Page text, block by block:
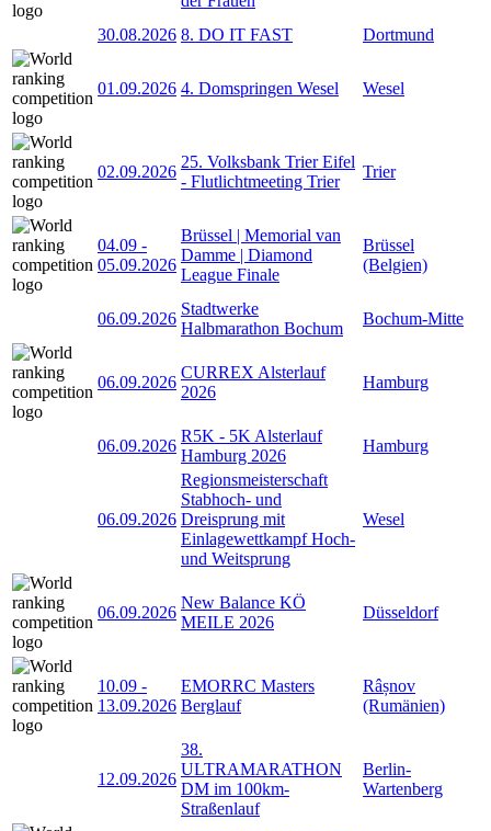
30.08.2026 8. DO IT FAST Dortmund
01.09.2026 4. Domspringen Wesel Wesel
02.09.2026
25. Volksbank Trier Eifel
- Flutlichtmeeting Trier
Trier
04.09 -
05.09.2026
Brüssel | Memorial van
Damme | Diamond
League Finale
Brüssel
(Belgien)
06.09.2026
Stadtwerke
Halbmarathon Bochum
Bochum-Mitte
06.09.2026
CURREX Alsterlauf
2026
Hamburg
06.09.2026
R5K - 5K Alsterlauf
Hamburg 2026
Hamburg
06.09.2026
Regionsmeisterschaft
Stabhoch- und
Dreisprung mit
Einlagewettkampf Hoch-
und Weitsprung
Wesel
06.09.2026
New Balance KÖ
MEILE 2026
Düsseldorf
10.09 -
13.09.2026
EMORRC Masters
Berglauf
Râșnov
(Rumänien)
12.09.2026
38.
ULTRAMARATHON
DM im 100km-
Straßenlauf
Berlin-
Wartenberg